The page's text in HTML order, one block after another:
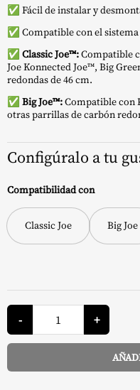
✅ Fácil de instalar y
✅ Compatible con el
✅ Classic Joe™:Compatible
Joe Konnected Joe™, Big
redondas de 46 cm.
✅ Big Joe™:Compatible con
otras parrillas de carbón
Configúralo a tu
Compatibilidad con
Classic Joe Big Joe
-
Plancha
Media
Luna
de
Fundido
+
Alternative: